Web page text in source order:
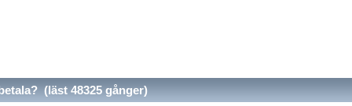
(läst 48325 gånger)